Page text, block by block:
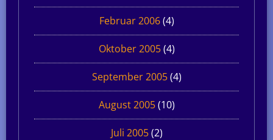
Februar 2006(4)
Oktober 2005(4)
September 2005(4)
August 2005(10)
Juli 2005(2)